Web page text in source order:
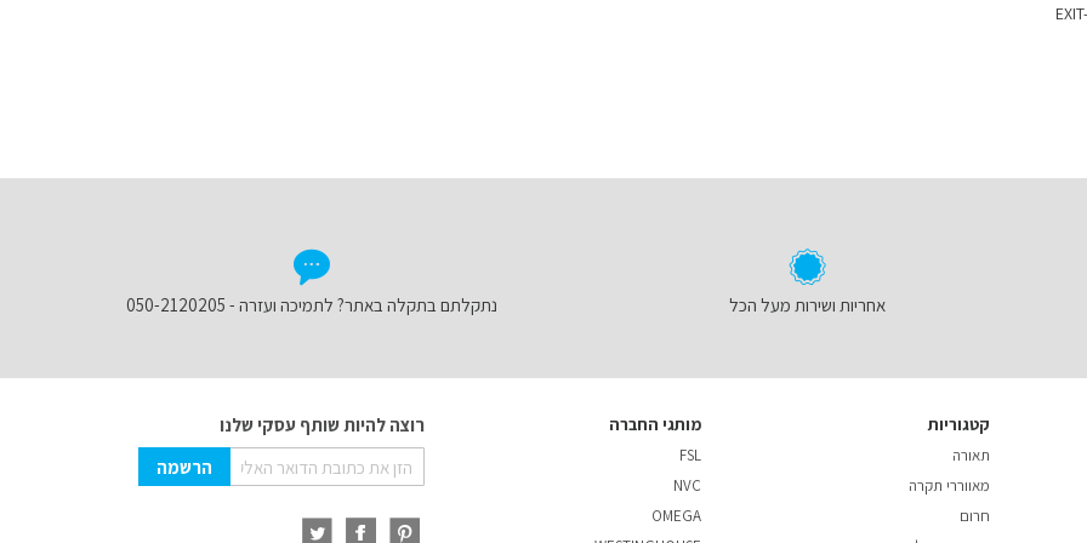
נתקלתם בתקלה באתר? לתמיכה ועזרה - 050-2120205 אחריות ושירות מעל הכל
קטגוריות
תאורה
מאווררי תקרה
חרום
מותגי החברה
FSL
NVC
OMEGA
רוצה להיות שותף עסקי שלנו
Sign
Up
Our
הרשמה